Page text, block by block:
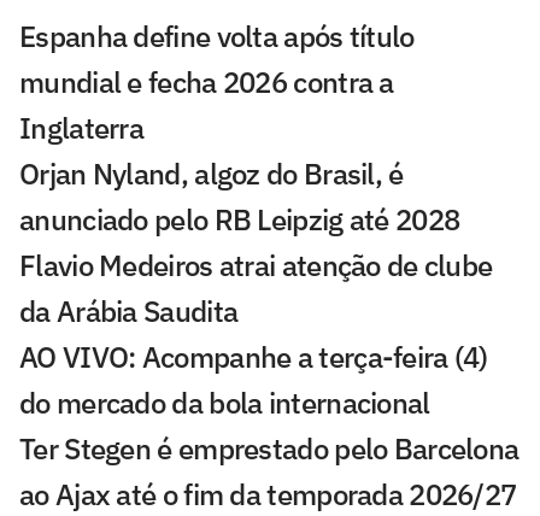
Espanha define volta após título
mundial e fecha 2026 contra a
Inglaterra
Orjan Nyland, algoz do Brasil, é
anunciado pelo RB Leipzig até 2028
Flavio Medeiros atrai atenção de clube
da Arábia Saudita
AO VIVO: Acompanhe a terça-feira (4)
do mercado da bola internacional
Ter Stegen é emprestado pelo Barcelona
ao Ajax até o fim da temporada 2026/27